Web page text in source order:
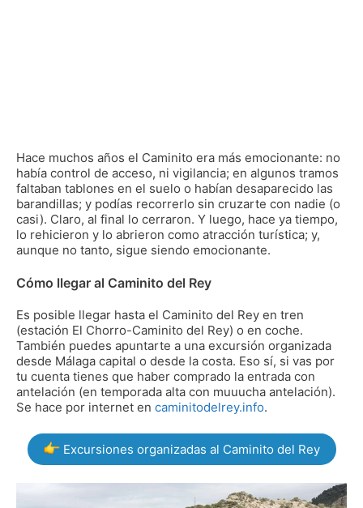
Hace muchos años el Caminito era más emocionante: no
había control de acceso, ni vigilancia; en algunos tramos
faltaban tablones en el suelo o habían desaparecido las
barandillas; y podías recorrerlo sin cruzarte con nadie (o
casi). Claro, al final lo cerraron. Y luego, hace ya tiempo,
lo rehicieron y lo abrieron como atracción turística; y,
aunque no tanto, sigue siendo emocionante.
Cómo llegar al Caminito del Rey
Es posible llegar hasta el Caminito del Rey en tren
(estación El Chorro-Caminito del Rey) o en coche.
También puedes apuntarte a una excursión organizada
desde Málaga capital o desde la costa. Eso sí, si vas por
tu cuenta tienes que haber comprado la entrada con
antelación (en temporada alta con muuucha antelación).
Se hace por internet en caminitodelrey.info.
Excursiones organizadas al Caminito del Rey